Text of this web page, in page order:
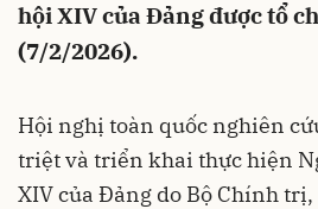
hội XIV của Đảng được tổ
(7/2/2026).
Hội nghị toàn quốc nghiên
triệt và triển khai thực hiện
XIV của Đảng do Bộ Chính